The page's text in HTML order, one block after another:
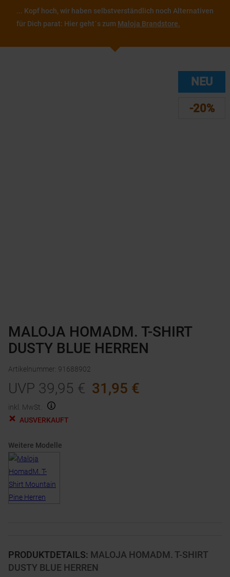
... Kopf hoch, wir haben selbstverständlich noch Alternativen
für Dich parat: Hier geht´s zum Maloja Brandstore.
NEU
-20%
PRODUKTDETAILS: MALOJA HOMADM. T-SHIRT
DUSTY BLUE HERREN
MALOJA HOMADM. T-SHIRT
DUSTY BLUE HERREN
Artikelnummer: 91688902
UVP 39,95 € 31,95 €
inkl. MwSt.
AUSVERKAUFT
Weitere Modelle